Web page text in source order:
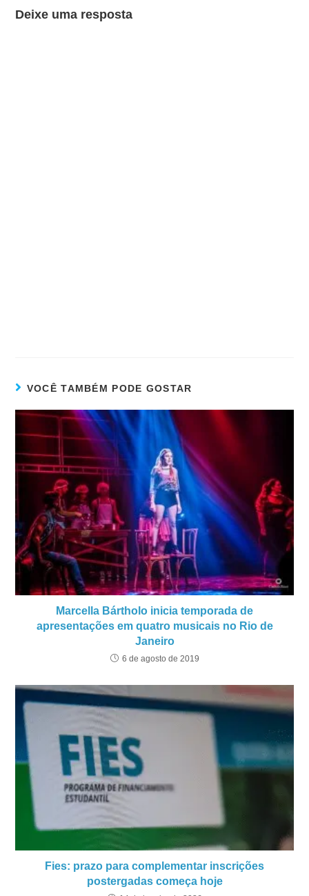
Deixe uma resposta
VOCÊ TAMBÉM PODE GOSTAR
Marcella Bártholo inicia temporada de
apresentações em quatro musicais no Rio de
Janeiro
6 de agosto de 2019
Fies: prazo para complementar inscrições
postergadas começa hoje